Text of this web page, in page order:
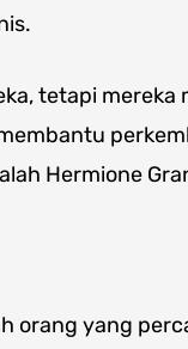
tetapi mereka
Hermione
orang yang